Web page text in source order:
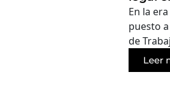
En la
puesto
de
Leer